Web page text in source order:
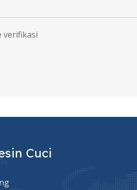
Cuci